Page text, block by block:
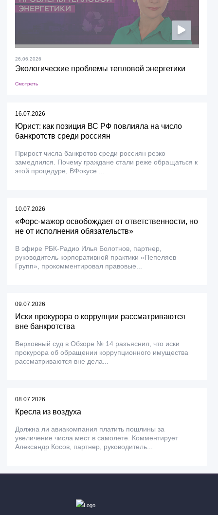
26.06.2026
Экологические проблемы тепловой энергетики
Смотреть
16.07.2026
Юрист: как позиция ВС РФ повлияла на число
банкротств среди россиян
Прирост числа банкротов среди россиян резко
замедлился. Почему граждане стали реже обращаться к
этой процедуре, ВФокусе ...
10.07.2026
«Форс-мажор освобождает от ответственности, но
не от исполнения обязательств»
В эфире РБК-Радио Илья Болотнов, партнер,
руководитель корпоративной практики «Пепеляев
Групп», прокомментировал правовые...
09.07.2026
Иски прокурора о коррупции рассматриваются
вне банкротства
Верховный суд в Обзоре № 14 разъяснил, что иски
прокурора об обращении коррупционного имущества
рассматриваются вне дела...
08.07.2026
Кресла из воздуха
Должна ли авиакомпания платить пошлины за
увеличение числа мест в самолете. Комментирует
Александр Косов, партнер, руководитель...